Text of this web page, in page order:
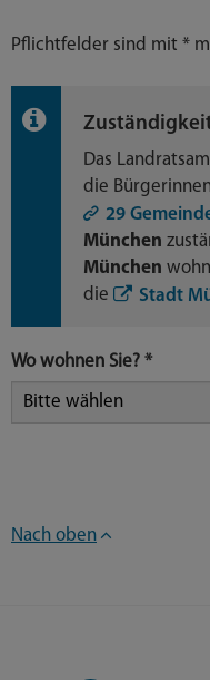
Pflichtfelder sind mit *
Das
die
29
München
München
die
Stadt
Wo wohnen Sie? *
Nach oben